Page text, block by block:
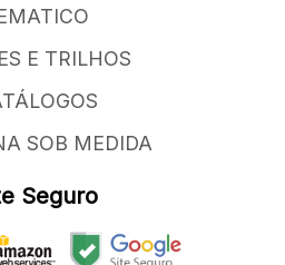
E TRILHOS
SOB MEDIDA
Seguro